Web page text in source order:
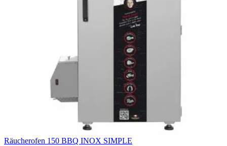
Räucherofen 150 BBQ INOX SIMPLE